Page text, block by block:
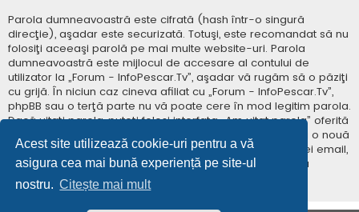
Acest site utilizează cookie-uri pentru a vă
asigura cea mai bună experiență pe site-ul
nostru. Citește mai mult
Parola dumneavoastră este cifrată (hash într-o singură
direcţie), aşadar este securizată. Totuşi, este recomandat să nu
folosiţi aceeaşi parolă pe mai multe website-uri. Parola
dumneavoastră este mijlocul de accesare al contului de
utilizator la „Forum - InfoPescar.Tv”, aşadar vă rugăm să o păziţi
cu grijă. În niciun caz cineva afiliat cu „Forum - InfoPescar.Tv”,
phpBB sau o terţă parte nu vă poate cere în mod legitim parola.
Dacă uitaţi parola, puteţi folosi interfaţa „Am uitat parola” oferită
de software-ul phpBB. Această procedură vă va genera o nouă
parolă prin transmiterea numelui de utilizator şi a adresei email,
apoi software-ul phpBB va genera o nouă parolă pentru
accesarea contului dumneavoastră.